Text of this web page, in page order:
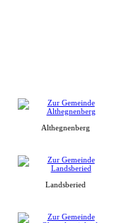
Althegnenberg
Landsberied